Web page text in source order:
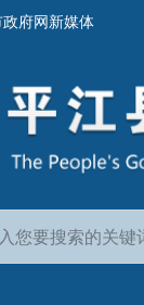
府网新媒体